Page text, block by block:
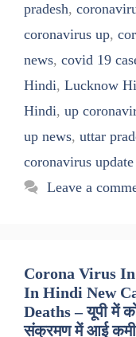
pradesh,
coronavirus up,
news, covid 19
Hindi, Lucknow
Hindi, up
up news, uttar
coronavirus update
Leave a
Corona Virus
In Hindi New
Deaths – यूपी में
संक्रमण में आई